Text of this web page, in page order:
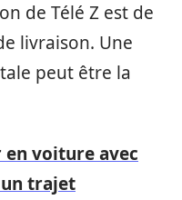
de Télé Z est de
livraison. Une
peut être la
en voiture avec
un trajet